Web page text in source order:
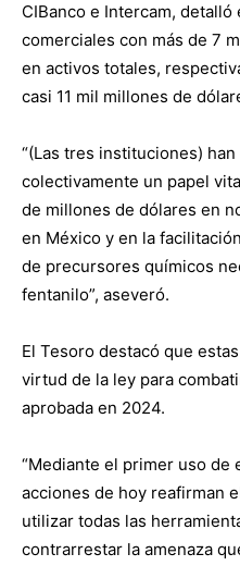
CIBanco e Intercam,
comerciales con más de 7
en activos totales,
casi 11 mil millones de
“(Las tres instituciones)
colectivamente un papel
de millones de dólares en
en México y en la
de precursores químicos
fentanilo”, aseveró.
El Tesoro destacó que
virtud de la ley para
aprobada en 2024.
“Mediante el primer uso de
acciones de hoy reafirman
utilizar todas las
contrarrestar la amenaza